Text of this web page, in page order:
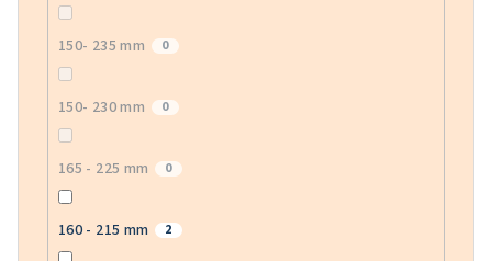
150- 235 mm 0
150- 230 mm 0
165 - 225 mm 0
160 - 215 mm 2